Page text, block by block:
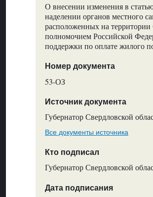
О внесении изменения в
наделении органов местного
расположенных на территории
полномочием Российской
поддержки по оплате жилого
Номер документа
53-ОЗ
Источник документа
Губернатор Свердловской
Все документы источника
Кто подписал
Губернатор Свердловской
Дата подписания